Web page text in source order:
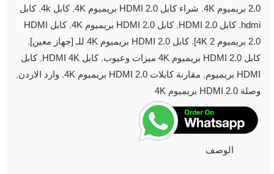
2.0 بريميوم 4K , شراء كابل HDMI 2.0 بريميوم 4K ,كابل 4k ,كابل
hdmi
,كابل HDMI 2.0 ,كابل HDMI 2.0 بريميوم 4K ,
كابل HDMI
2.0 بريميوم 4K 2]
,كابل HDMI 2.0 بريميوم 4K للـ [جهاز معين]
,
كابل HDMI 2.0 بريميوم 4K ميزات وعيوب
,كابل HDMI 4K ,كابل
HDMI بريميوم
, مقارنة كابلات HDMI 2.0 بريميوم 4K , وارد الاردن,
وصلة HDMI 2.0 بريميوم 4K
الوصف